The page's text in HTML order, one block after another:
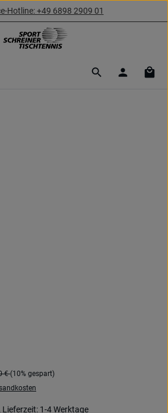
Hotline: +49 6898 2909 01
€(10% gespart)
1-4 Werktage